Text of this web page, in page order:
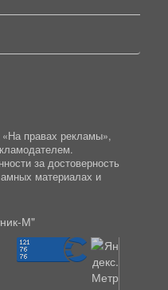
правах рекламы»,
за достоверность
материалах и
М"